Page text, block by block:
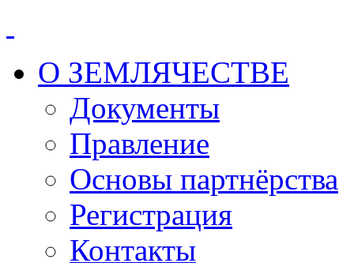
О ЗЕМЛЯЧЕСТВЕ
Документы
Правление
Основы партнёрства
Регистрация
Контакты